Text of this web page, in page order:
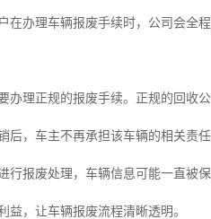
办理车辆报废手续时，公司会全
办理正规的报废手续。正规的回收
，车主不再承担该车辆的相关责
行报废处理，车辆信息可能一直被
，让车辆报废流程清晰透明。